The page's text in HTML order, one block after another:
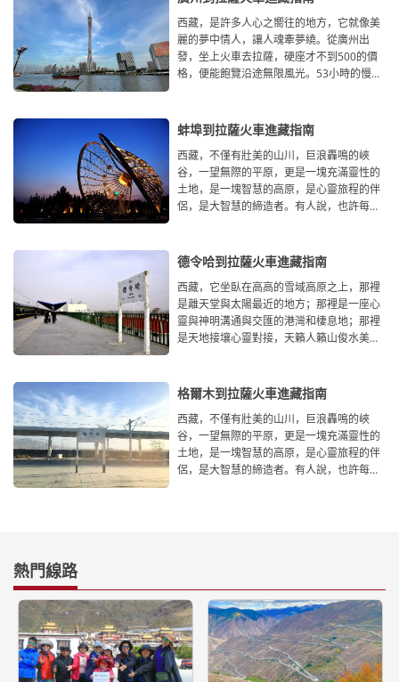
西藏，是許多人心之嚮往的地方，它就像美
麗的夢中情人，讓人魂牽夢繞。從廣州出
發，坐上火車去拉薩，硬座才不到500的價
格，便能飽覽沿途無限風光。53小時的慢生
蚌埠到拉薩火車進藏指南
西藏，不僅有壯美的山川，巨浪轟鳴的峽
谷，一望無際的平原，更是一塊充滿靈性的
土地，是一塊智慧的高原，是心靈旅程的伴
侶，是大智慧的締造者。有人說，也許每個
德令哈到拉薩火車進藏指南
西藏，它坐臥在高高的雪域高原之上，那裡
是離天堂與太陽最近的地方；那裡是一座心
靈與神明溝通與交匯的港灣和棲息地；那裡
是天地接壤心靈對接，天籟人籟山俊水美人
格爾木到拉薩火車進藏指南
西藏，不僅有壯美的山川，巨浪轟鳴的峽
谷，一望無際的平原，更是一塊充滿靈性的
土地，是一塊智慧的高原，是心靈旅程的伴
侶，是大智慧的締造者。有人說，也許每個
熱門線路